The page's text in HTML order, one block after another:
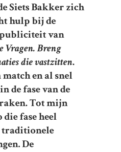
Siets Bakker zich
hulp bij de
van
Vragen. Breng
die vastzitten.
en al snel
de fase van de
Tot mijn
fase heel
traditionele
De